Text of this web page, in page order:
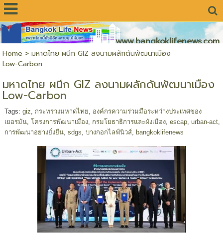
www.bangkoklifenews.com
Home > มหาดไทย ผนึก GIZ ลงนามผลักดันพัฒนาเมือง
Low-Carbon
มหาดไทย ผนึก GIZ ลงนามผลักดันพัฒนาเมือง
Low-Carbon
Tags: giz กระทรวงมหาดไทย
องค์กรความร่วมมือระหว่างประเทศของ
เยอรมัน, โครงการพัฒนาเมือง, กรมโยธาธิการและผังเมือง, escap, urban-act,
การพัฒนาอย่างยั่งยืน, sdgs บางกอกไลฟ์นิวส์, bangkoklifenews